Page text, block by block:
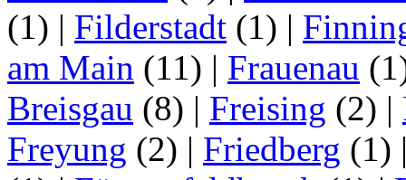
(1) | Filderstadt (1) |
am Main (11) | Frauenau
Breisgau (8) | Freising (2) |
Freyung (2) | Friedberg (1)